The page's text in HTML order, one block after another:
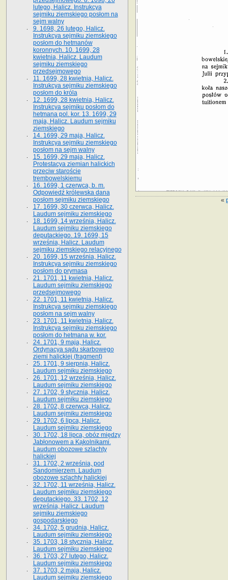
«
lutego, Halicz. Instrukcya
sejmiku ziemskiego posłom na
sejm walny
9. 1698, 26 lutego, Halicz.
Instrukcya sejmiku ziemskiego
posłom do hetmanów
koronnych. 10. 1699, 28
kwietnia, Halicz. Laudum
sejmiku ziemskiego
przedsejmowego
11. 1699, 28 kwietnia, Halicz.
Instrukcya sejmiku ziemskiego
posłom do króla
12. 1699, 28 kwietnia, Halicz.
Instrukcya sejmiku posłom do
hetmana pol. kor. 13. 1699, 29
maja, Halicz. Laudum sejmiku
ziemskiego
14. 1699, 29 maja, Halicz.
Instrukcya sejmiku ziemskiego
posłom na sejm walny
15. 1699, 29 maja, Halicz.
Protestacya ziemian halickich
przeciw staroście
trembowelskiemu
16. 1699, 1 czerwca, b. m.
Odpowiedź królewska dana
posłom sejmiku ziemskiego
17. 1699, 30 czerwca, Halicz.
Laudum sejmiku ziemskiego
18. 1699, 14 września, Halicz.
Laudum sejmiku ziemskiego
deputackiego. 19. 1699, 15
września, Halicz. Laudum
sejmiku ziemskiego relacyjnego
20. 1699, 15 września, Halicz.
Instrukcya sejmiku ziemskiego
posłom do prymasa
21. 1701, 11 kwietnia, Halicz.
Laudum sejmiku ziemskiego
przedsejmowego
22. 1701, 11 kwietnia, Halicz.
Instrukcya sejmiku ziemskiego
posłom na sejm walny
23. 1701, 11 kwietnia, Halicz.
Instrukcya sejmiku ziemskiego
posłom do hetmana w. kor.
24. 1701, 9 maja, Halicz.
Ordynacya sądu skarbowego
ziemi halickiej (fragment)
25. 1701, 9 sierpnia, Halicz.
Laudum sejmiku ziemskiego
26. 1701, 12 września, Halicz.
Laudum sejmiku ziemskiego
27. 1702, 9 stycznia, Halicz.
Laudum sejmiku ziemskiego
28. 1702, 8 czerwca, Halicz.
Laudum sejmiku ziemskiego
29. 1702, 6 lipca, Halicz.
Laudum sejmiku ziemskiego
30. 1702, 18 lipca, obóz między
Jabłonowem a Kąkolnikami.
Laudum obozowe szlachty
halickiej
31. 1702, 2 września, pod
Sandomierzem. Laudum
obozowe szlachty halickiej
32. 1702, 11 września, Halicz.
Laudum sejmiku ziemskiego
deputackiego. 33. 1702, 12
września, Halicz. Laudum
sejmiku ziemskiego
gospodarskiego
34. 1702, 5 grudnia, Halicz.
Laudum sejmiku ziemskiego
35. 1703, 18 stycznia, Halicz.
Laudum sejmiku ziemskiego
36. 1703, 27 lutego, Halicz.
Laudum sejmiku ziemskiego
37. 1703, 2 maja, Halicz.
Laudum sejmiku ziemskiego